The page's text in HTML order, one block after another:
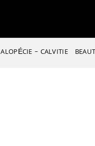
ALOPÉCIE – CALVITIE